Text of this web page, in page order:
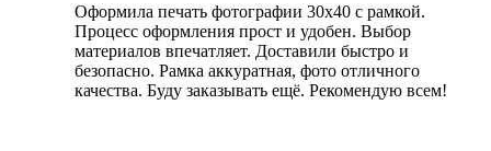
Оформила печать фотографии 30х40 с рамкой.
Процесс оформления прост и удобен. Выбор
материалов впечатляет. Доставили быстро и
безопасно. Рамка аккуратная, фото отличного
качества. Буду заказывать ещё. Рекомендую всем!